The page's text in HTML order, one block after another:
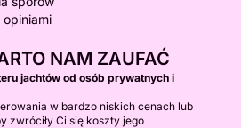
NAM ZAUFAĆ
jachtów od osób prywatnych i
w bardzo niskich cenach lub
zwróciły Ci się koszty jego